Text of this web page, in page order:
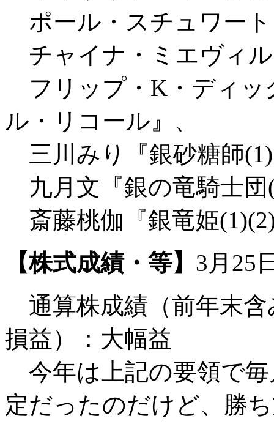
ポール・スチュワート
チャイナ・ミエヴィ
フリップ・K・ディッ
ル・リコール』、
三川みり『銀砂糖師
九月文『銀の竜騎士団
斎藤桃伽『銀竜姫
【株式成績・等】 3月25
通算株成績（前年末含
損益）：大幅益
今年は上記の要領で
定だったのだけど、勝